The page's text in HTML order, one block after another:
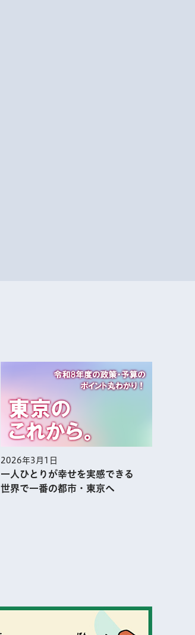
2026年3月1日
一人ひとりが幸せを実感できる
世界で一番の都市・東京へ